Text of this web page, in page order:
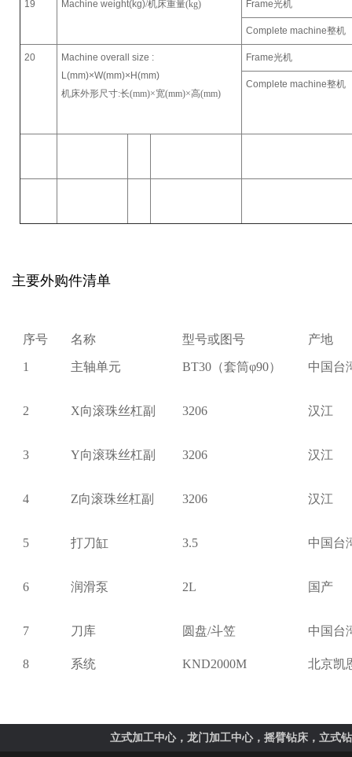
19 Machine weight(kg)/机床重量(kg) Frame光机
Complete machine整机
20
Machine overall size :
L(mm)×W(mm)×H(mm)
机床外形尺寸:长(mm)×宽(mm)×高(mm)
Frame光机
Complete machine整机
主要外购件清单
序号 名称 型号或图号 产地
1 主轴单元 BT30 （套筒φ90） 中国台
2 X向滚珠丝杠副 3206 汉江
3 Y向滚珠丝杠副 3206 汉江
4 Z向滚珠丝杠副 3206 汉江
5 打刀缸 3.5 中国台
6 润滑泵 2L 国产
7 刀库 圆盘/斗笠 中国台
8 系统 KND2000M 北京凯
立式加工中心，龙门加工中心，摇臂钻床，立式